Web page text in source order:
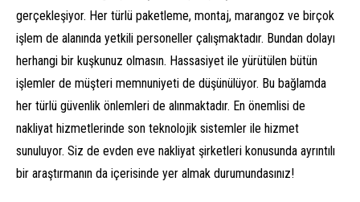
gerçekleşiyor. Her türlü paketleme, montaj, marangoz ve birçok
işlem de alanında yetkili personeller çalışmaktadır. Bundan dolayı
herhangi bir kuşkunuz olmasın. Hassasiyet ile yürütülen bütün
işlemler de müşteri memnuniyeti de düşünülüyor. Bu bağlamda
her türlü güvenlik önlemleri de alınmaktadır. En önemlisi de
nakliyat hizmetlerinde son teknolojik sistemler ile hizmet
sunuluyor. Siz de evden eve nakliyat şirketleri konusunda ayrıntılı
bir araştırmanın da içerisinde yer almak durumundasınız!